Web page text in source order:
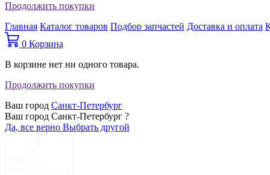
Продолжить покупки
Главная Каталог товаров Подбор запчастей Доставка и оплата
0 Корзина
В корзине нет ни одного товара.
Продолжить покупки
Ваш город Санкт-Петербург
Ваш город Санкт-Петербург ?
Да, все верно Выбрать другой